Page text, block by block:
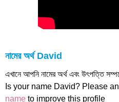
নামের অর্থ David
এখানে আপনি নামের অর্থ এবং উৎপত্তি
Is your name David? Please
name to improve this profile